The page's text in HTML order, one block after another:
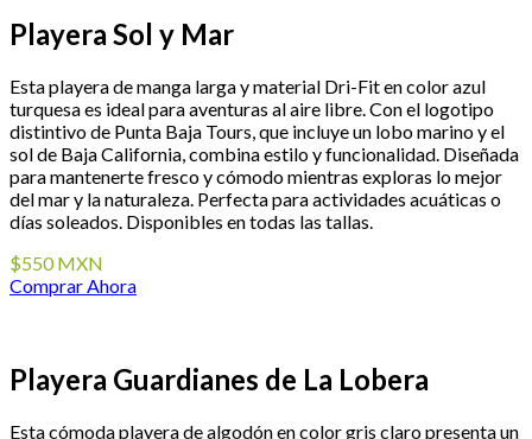
Playera Sol y Mar
Esta playera de manga larga y material Dri-Fit en color azul
turquesa es ideal para aventuras al aire libre. Con el logotipo
distintivo de Punta Baja Tours, que incluye un lobo marino y el
sol de Baja California, combina estilo y funcionalidad. Diseñada
para mantenerte fresco y cómodo mientras exploras lo mejor
del mar y la naturaleza. Perfecta para actividades acuáticas o
días soleados. Disponibles en todas las tallas.
$550 MXN
Comprar Ahora
Playera Guardianes de La Lobera
Esta cómoda playera de algodón en color gris claro presenta un